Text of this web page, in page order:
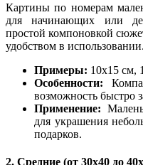
Картины по номерам
для начинающих или
простой компоновкой
удобством в использовании.
Примеры: 10x15 см,
Особенности:
возможность быстро
Применение:
для украшения
подарков.
2. Средние (от 30x40 до